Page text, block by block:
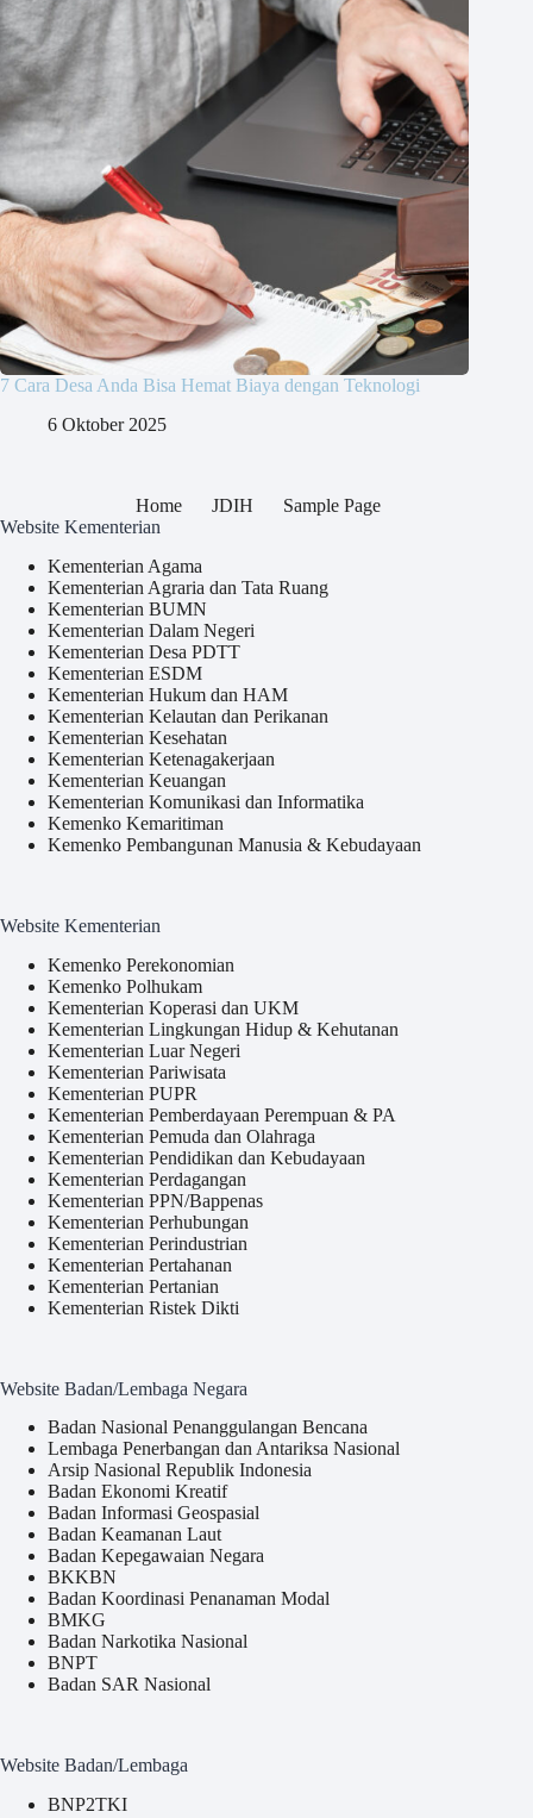
7 Cara Desa Anda Bisa Hemat Biaya dengan Teknologi
6 Oktober 2025
Home JDIH
Sample Page
Website Kementerian
Kementerian Agama
Kementerian Agraria dan Tata Ruang
Kementerian BUMN
Kementerian Dalam Negeri
Kementerian Desa PDTT
Kementerian ESDM
Kementerian Hukum dan HAM
Kementerian Kelautan dan Perikanan
Kementerian Kesehatan
Kementerian Ketenagakerjaan
Kementerian Keuangan
Kementerian Komunikasi dan Informatika
Kemenko Kemaritiman
Kemenko Pembangunan Manusia & Kebudayaan
Website Kementerian
Kemenko Perekonomian
Kemenko Polhukam
Kementerian Koperasi dan UKM
Kementerian Lingkungan Hidup & Kehutanan
Kementerian Luar Negeri
Kementerian Pariwisata
Kementerian PUPR
Kementerian Pemberdayaan Perempuan & PA
Kementerian Pemuda dan Olahraga
Kementerian Pendidikan dan Kebudayaan
Kementerian Perdagangan
Kementerian PPN/Bappenas
Kementerian Perhubungan
Kementerian Perindustrian
Kementerian Pertahanan
Kementerian Pertanian
Kementerian Ristek Dikti
Website Badan/Lembaga Negara
Badan Nasional Penanggulangan Bencana
Lembaga Penerbangan dan Antariksa Nasional
Arsip Nasional Republik Indonesia
Badan Ekonomi Kreatif
Badan Informasi Geospasial
Badan Keamanan Laut
Badan Kepegawaian Negara
BKKBN
Badan Koordinasi Penanaman Modal
BMKG
Badan Narkotika Nasional
BNPT
Badan SAR Nasional
Website Badan/Lembaga
BNP2TKI